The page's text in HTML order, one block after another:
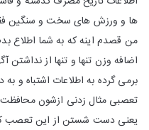
ها و ورزش های سخت و سنگین
من قصدم اینه که به شما اطلاع
اضافه وزن تنها و تنها از
برمی گرده به اطلاعات اشتباه و
تعصبی مثال زدنی ازشون
یعنی دست شستن از این تعصب